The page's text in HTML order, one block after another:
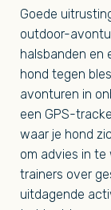
Goede
outdoor-
halsbanden en
hond tegen
avonturen in
een GPS-
waar je hond
om advies in
trainers over
uitdagende